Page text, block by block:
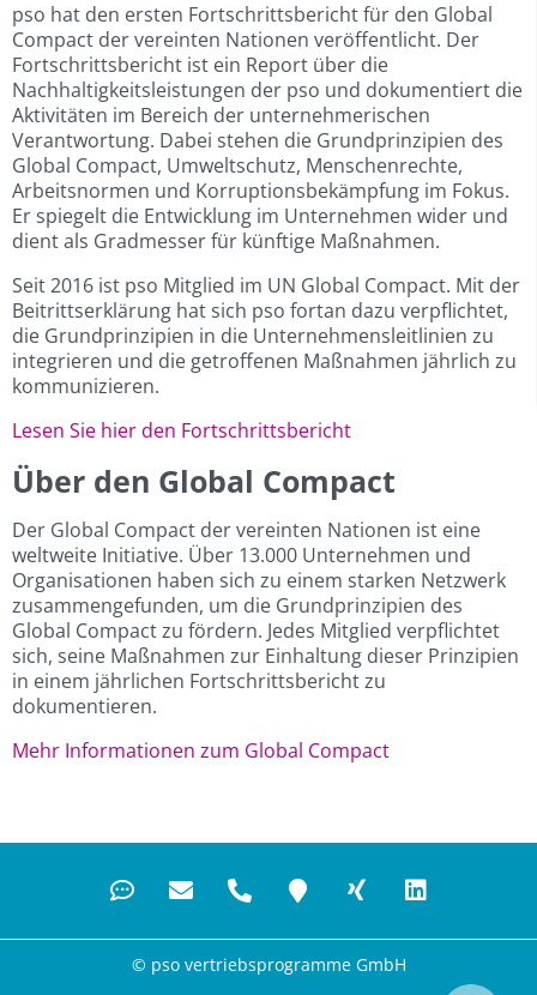
pso hat den ersten Fortschrittsbericht für den Global
Compact der vereinten Nationen veröffentlicht. Der
Fortschrittsbericht ist ein Report über die
Nachhaltigkeitsleistungen der pso und dokumentiert die
Aktivitäten im Bereich der unternehmerischen
Verantwortung. Dabei stehen die Grundprinzipien des
Global Compact, Umweltschutz, Menschenrechte,
Arbeitsnormen und Korruptionsbekämpfung im Fokus.
Er spiegelt die Entwicklung im Unternehmen wider und
dient als Gradmesser für künftige Maßnahmen.
Seit 2016 ist pso Mitglied im UN Global Compact. Mit der
Beitrittserklärung hat sich pso fortan dazu verpflichtet,
die Grundprinzipien in die Unternehmensleitlinien zu
integrieren und die getroffenen Maßnahmen jährlich zu
kommunizieren.
Lesen Sie hier den Fortschrittsbericht
Über den Global Compact
Der Global Compact der vereinten Nationen ist eine
weltweite Initiative. Über 13.000 Unternehmen und
Organisationen haben sich zu einem starken Netzwerk
zusammengefunden, um die Grundprinzipien des
Global Compact zu fördern. Jedes Mitglied verpflichtet
sich, seine Maßnahmen zur Einhaltung dieser Prinzipien
in einem jährlichen Fortschrittsbericht zu
dokumentieren.
Mehr Informationen zum Global Compact
© pso vertriebsprogramme GmbH